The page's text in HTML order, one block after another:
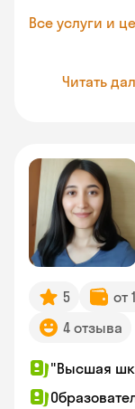
Все услуги и
Читать
5 от
4 отзыва
"Высшая